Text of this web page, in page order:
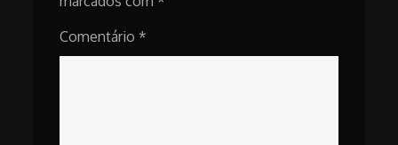
Comentário *